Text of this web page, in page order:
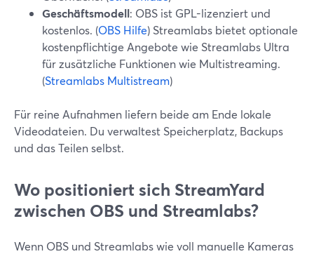
Geschäftsmodell: OBS ist GPL-lizenziert und
kostenlos. (OBS Hilfe) Streamlabs bietet optionale
kostenpflichtige Angebote wie Streamlabs Ultra
für zusätzliche Funktionen wie Multistreaming.
(Streamlabs Multistream)
Für reine Aufnahmen liefern beide am Ende lokale
Videodateien. Du verwaltest Speicherplatz, Backups
und das Teilen selbst.
Wo positioniert sich StreamYard
zwischen OBS und Streamlabs?
Wenn OBS und Streamlabs wie voll manuelle Kameras